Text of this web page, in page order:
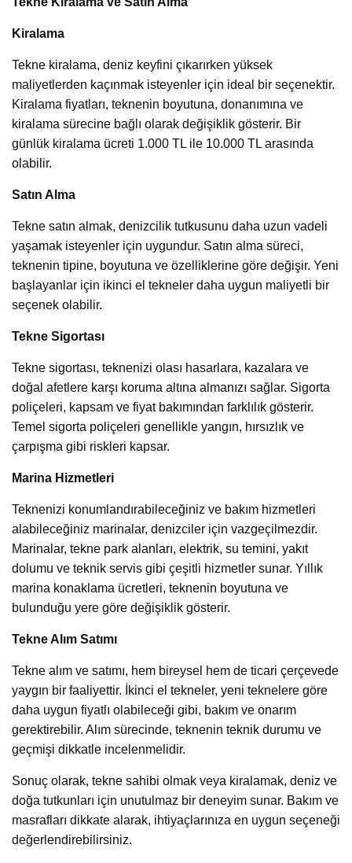
Kiralama
Tekne kiralama, deniz keyfini çıkarırken yüksek
maliyetlerden kaçınmak isteyenler için ideal bir seçenektir.
Kiralama fiyatları, teknenin boyutuna, donanımına ve
kiralama sürecine bağlı olarak değişiklik gösterir. Bir
günlük kiralama ücreti 1.000 TL ile 10.000 TL arasında
olabilir.
Satın Alma
Tekne satın almak, denizcilik tutkusunu daha uzun vadeli
yaşamak isteyenler için uygundur. Satın alma süreci,
teknenin tipine, boyutuna ve özelliklerine göre değişir. Yeni
başlayanlar için ikinci el tekneler daha uygun maliyetli bir
seçenek olabilir.
Tekne Sigortası
Tekne sigortası, teknenizi olası hasarlara, kazalara ve
doğal afetlere karşı koruma altına almanızı sağlar. Sigorta
poliçeleri, kapsam ve fiyat bakımından farklılık gösterir.
Temel sigorta poliçeleri genellikle yangın, hırsızlık ve
çarpışma gibi riskleri kapsar.
Marina Hizmetleri
Teknenizi konumlandırabileceğiniz ve bakım hizmetleri
alabileceğiniz marinalar, denizciler için vazgeçilmezdir.
Marinalar, tekne park alanları, elektrik, su temini, yakıt
dolumu ve teknik servis gibi çeşitli hizmetler sunar. Yıllık
marina konaklama ücretleri, teknenin boyutuna ve
bulunduğu yere göre değişiklik gösterir.
Tekne Alım Satımı
Tekne alım ve satımı, hem bireysel hem de ticari çerçevede
yaygın bir faaliyettir. İkinci el tekneler, yeni teknelere göre
daha uygun fiyatlı olabileceği gibi, bakım ve onarım
gerektirebilir. Alım sürecinde, teknenin teknik durumu ve
geçmişi dikkatle incelenmelidir.
Sonuç olarak, tekne sahibi olmak veya kiralamak, deniz ve
doğa tutkunları için unutulmaz bir deneyim sunar. Bakım ve
masrafları dikkate alarak, ihtiyaçlarınıza en uygun seçeneği
değerlendirebilirsiniz.